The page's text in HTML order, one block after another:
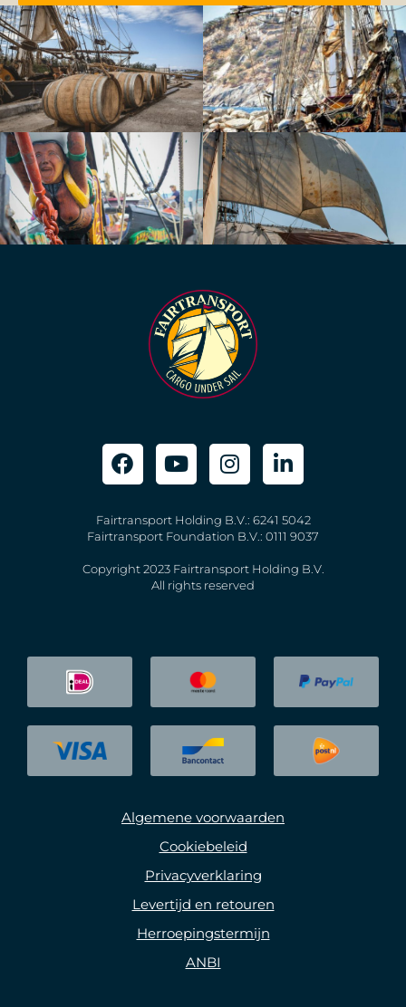
Fairtransport Holding B.V.: 6241 5042
Fairtransport Foundation B.V.: 0111 9037
Copyright 2023 Fairtransport Holding B.V.
All rights reserved
Algemene voorwaarden
Cookiebeleid
Privacyverklaring
Levertijd en retouren
Herroepingstermijn
ANBI